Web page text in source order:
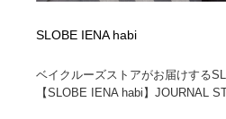
SLOBE IENA habi
ベイクルーズストアがお届けする
【SLOBE IENA habi】JOURNAL